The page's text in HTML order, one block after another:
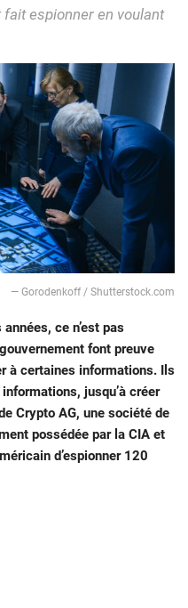
espionner en voulant
— Gorodenkoff / Shutterstock.com
ce n’est pas
font preuve
à certaines informations. Ils
jusqu’à créer
Crypto AG, une société de
possédée par la CIA et
d’espionner 120